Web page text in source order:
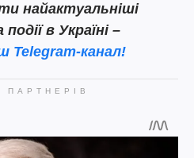
найактуальніші
в Україні –
Telegram-канал!